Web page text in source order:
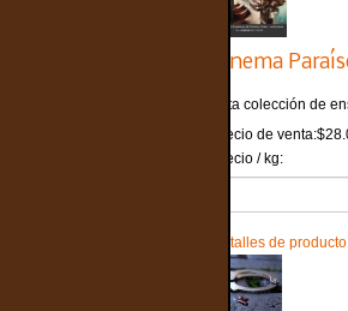
Cinema
Esta colección de
Precio de venta:
Precio / kg:
Detalles de producto